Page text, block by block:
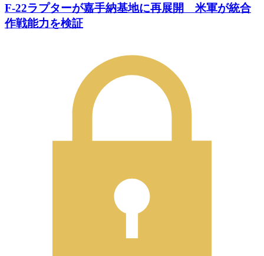
F-22ラプターが嘉手納基地に再展開 米軍が統合
作戦能力を検証